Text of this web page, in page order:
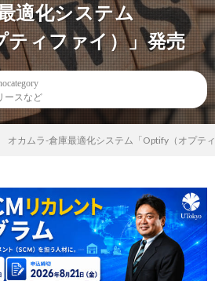
適化システム
ティファイ）」発売
ースなど
オカムラ-倉庫最適化システム「Optify（オプテ